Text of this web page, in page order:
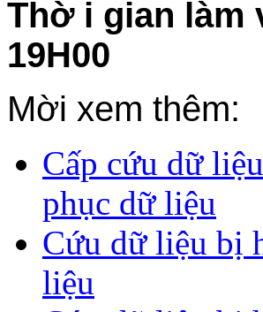
Thờ i gian làm
19H00
Mời xem thêm:
Cấp cứu dữ
phục dữ liệu
Cứu dữ liệu bị
liệu